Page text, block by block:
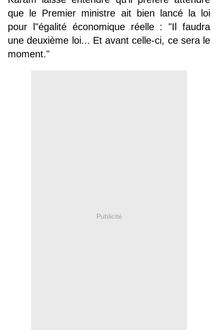
que le Premier ministre ait bien lancé la loi
pour l"égalité économique réelle : "Il faudra
une deuxième loi... Et avant celle-ci, ce sera le
moment."
Publicité